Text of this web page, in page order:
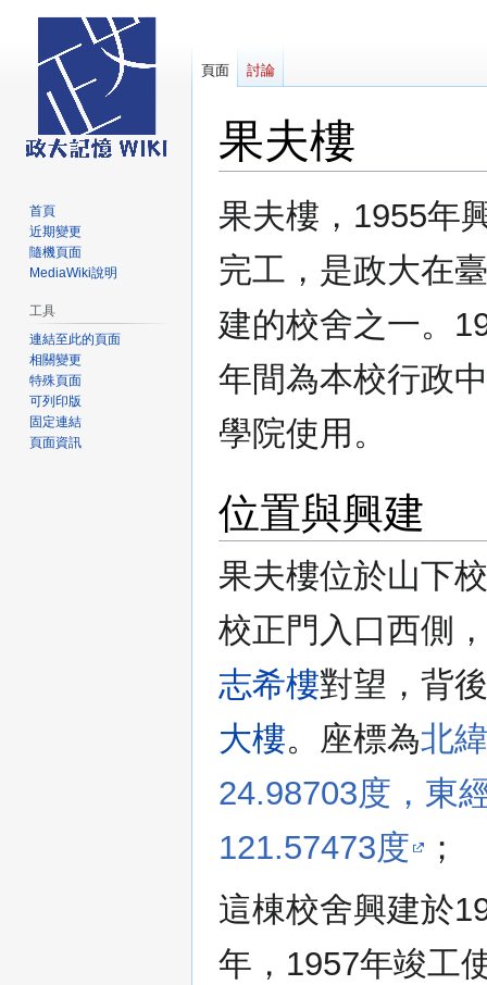
果夫樓
跳
至
覽
跳
至
尋
果夫樓，1955年
完工，是政大在
建的校舍之一。
年間為本校行政
學院使用。
位置與興建
果夫樓位於山下
校正門入口西側
志希樓對望，背
大樓。座標為北緯
24.98703度，東
121.57473度
；
這棟校舍興建於
年，1957年竣工
頁面 討論
首頁
近期變更
隨機頁面
MediaWiki說明
工具
連結至此的頁面
相關變更
特殊頁面
可列印版
固定連結
頁面資訊